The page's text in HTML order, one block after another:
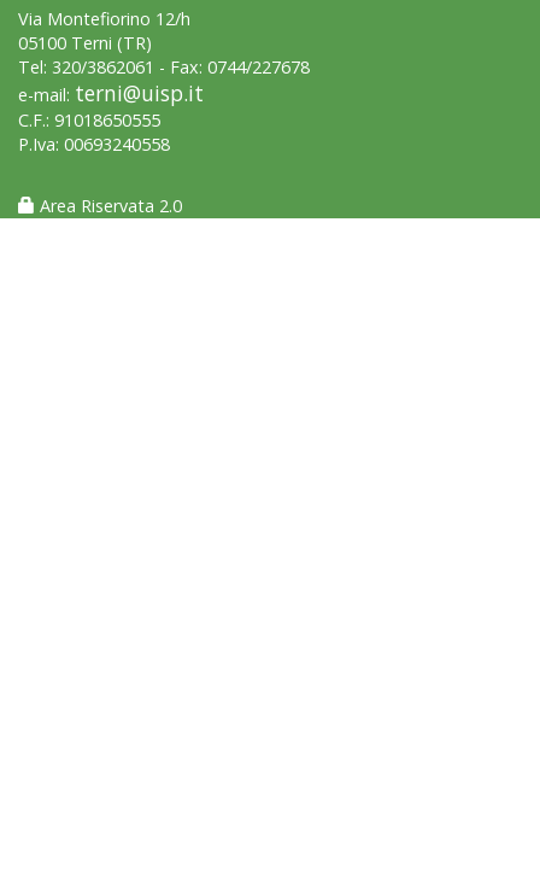
Via Montefiorino 12/h
05100 Terni (TR)
Tel: 320/3862061 - Fax: 0744/227678
e-mail: terni@uisp.it
C.F.: 91018650555
P.Iva: 00693240558
Area Riservata 2.0